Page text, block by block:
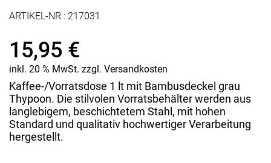
ARTIKEL-NR.: 217031
15,95 €
inkl. 20 % MwSt. zzgl. Versandkosten
Kaffee-/Vorratsdose 1 lt mit Bambusdeckel grau
Thypoon. Die stilvolen Vorratsbehälter werden aus
langlebigem, beschichtetem Stahl, mit hohen
Standard und qualitativ hochwertiger Verarbeitung
hergestellt.